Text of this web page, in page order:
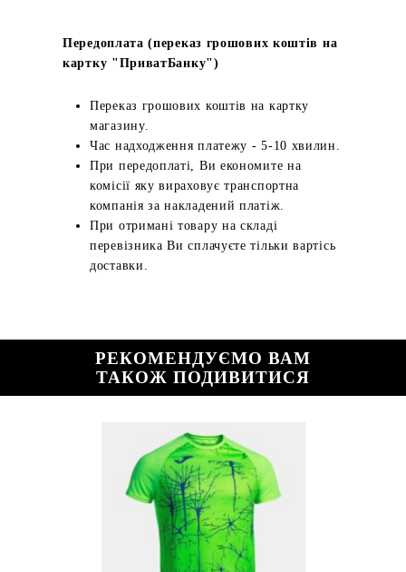
Передоплата (переказ грошових коштів на
картку "ПриватБанку")
Переказ грошових коштів на картку
магазину.
Час надходження платежу - 5-10 хвилин.
При передоплаті, Ви економите на
комісії яку вираховує транспортна
компанія за накладений платіж.
При отримані товару на складі
перевізника Ви сплачуєте тільки вартісь
доставки.
РЕКОМЕНДУЄМО ВАМ
ТАКОЖ ПОДИВИТИСЯ